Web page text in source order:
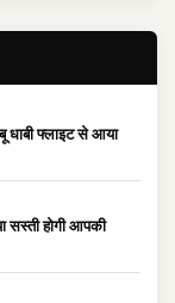
धाबी फ्लाइट से आया
होगी आपकी